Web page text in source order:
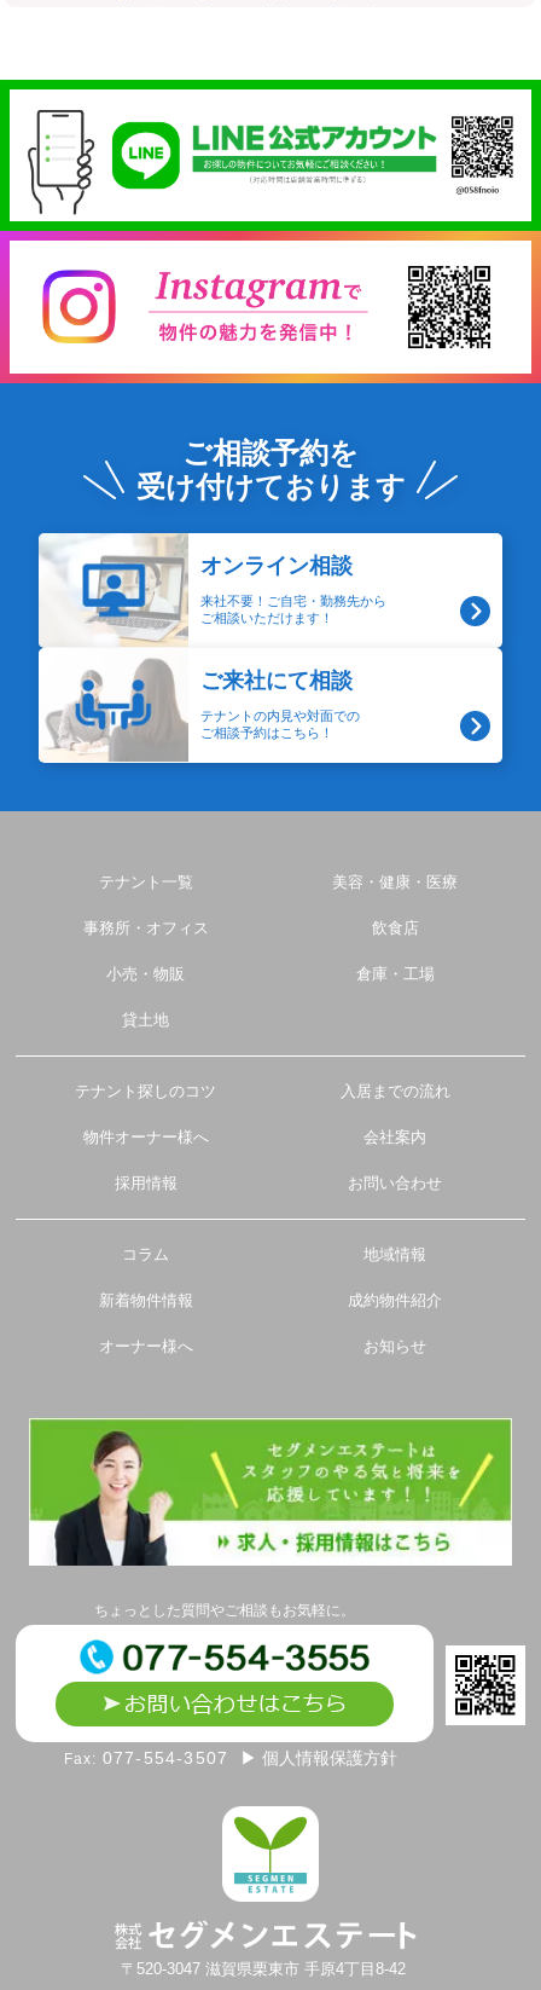
ご相談予約を
受け付けております
オンライン相談
来社不要！ご自宅・勤務先から
ご相談いただけます！
ご来社にて相談
テナントの内見や対面での
ご相談予約はこちら！
テナント一覧 美容・健康・医療
事務所・オフィス 飲食店
小売・物販 倉庫・工場
貸土地
テナント探しのコツ 入居までの流れ
物件オーナー様へ 会社案内
採用情報 お問い合わせ
コラム 地域情報
新着物件情報 成約物件紹介
オーナー様へ お知らせ
ちょっとした質問やご相談もお気軽に。
Fax: 077-554-3507 ▶ 個人情報保護方針
〒520-3047 滋賀県栗東市 手原4丁目8-42